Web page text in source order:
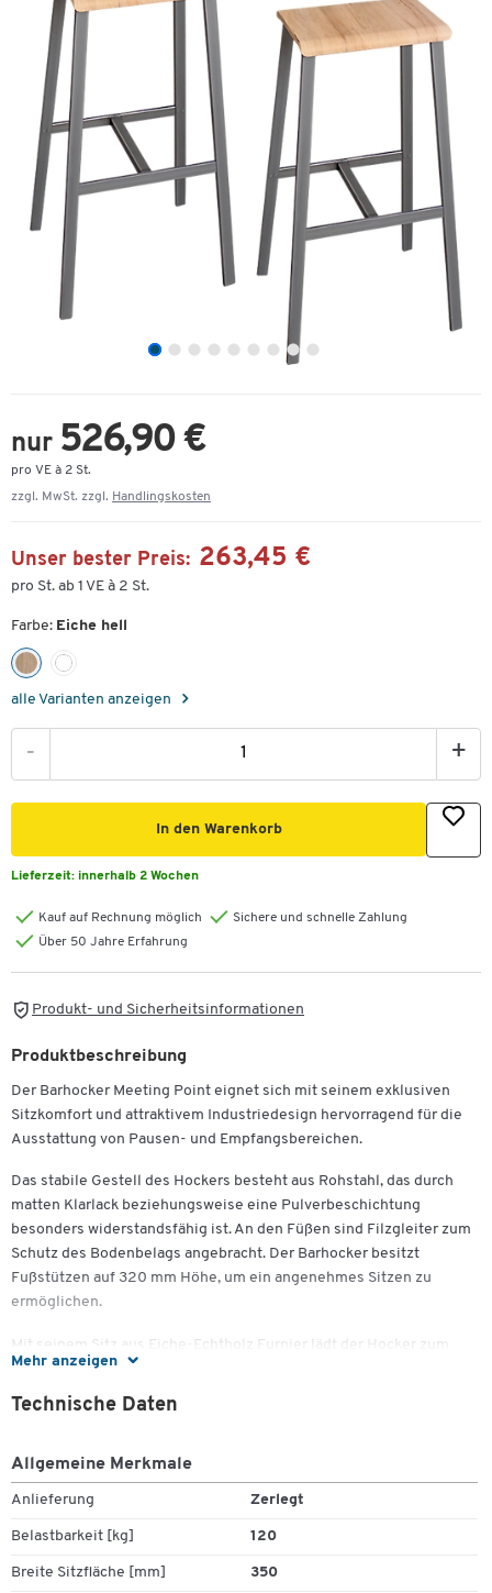
nur 526,90 €
pro VE à 2 St.
zzgl. MwSt. zzgl. Handlingskosten
Unser bester Preis: 263,45 €
pro St. ab 1 VE à 2 St.
Farbe: Eiche hell
alle Varianten anzeigen
- +
In den Warenkorb
Lieferzeit: innerhalb 2 Wochen
Kauf auf Rechnung möglich
Sichere und schnelle Zahlung
Über 50 Jahre Erfahrung
Produkt- und Sicherheitsinformationen
Mehr anzeigen
Produktbeschreibung
Der Barhocker Meeting Point eignet sich mit seinem exklusiven
Sitzkomfort und attraktivem Industriedesign hervorragend für die
Ausstattung von Pausen- und Empfangsbereichen.
Das stabile Gestell des Hockers besteht aus Rohstahl, das durch
matten Klarlack beziehungsweise eine Pulverbeschichtung
besonders widerstandsfähig ist. An den Füßen sind Filzgleiter zum
Schutz des Bodenbelags angebracht. Der Barhocker besitzt
Fußstützen auf 320 mm Höhe, um ein angenehmes Sitzen zu
ermöglichen.
Mit seinem Sitz aus Eiche-Echtholz Furnier lädt der Hocker zum
Platz nehmen ein. Die Maserung des Naturholzes kommt durch
eine Behandlung mit Öl hervorragend zur Geltung. Wahlweise ist
Die Sitzhöhe beträgt bei beiden Varianten 770 mm. Mit einer
maximalen Belastbarkeit von 120 Kilogramm können auch schwere
Personen dieses Sitzmöbel nutzen. Sie erhalten den Barhocker
Technische Daten
Allgemeine Merkmale
Anlieferung Zerlegt
Belastbarkeit [kg] 120
Breite Sitzfläche [mm] 350